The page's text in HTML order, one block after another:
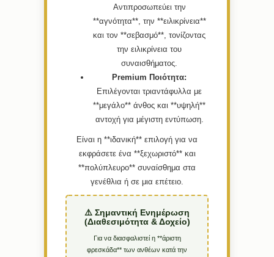
Αντιπροσωπεύει την
**αγνότητα**, την **ειλικρίνεια**
και τον **σεβασμό**, τονίζοντας
την ειλικρίνεια του
συναισθήματος.
Premium Ποιότητα:
Επιλέγονται τριαντάφυλλα με
**μεγάλο** άνθος και **υψηλή**
αντοχή για μέγιστη εντύπωση.
Είναι η **ιδανική** επιλογή για να
εκφράσετε ένα **ξεχωριστό** και
**πολύπλευρο** συναίσθημα στα
γενέθλια ή σε μια επέτειο.
⚠️ Σημαντική Ενημέρωση
(Διαθεσιμότητα & Δοχείο)
Για να διασφαλιστεί η **άριστη
φρεσκάδα** των ανθέων κατά την